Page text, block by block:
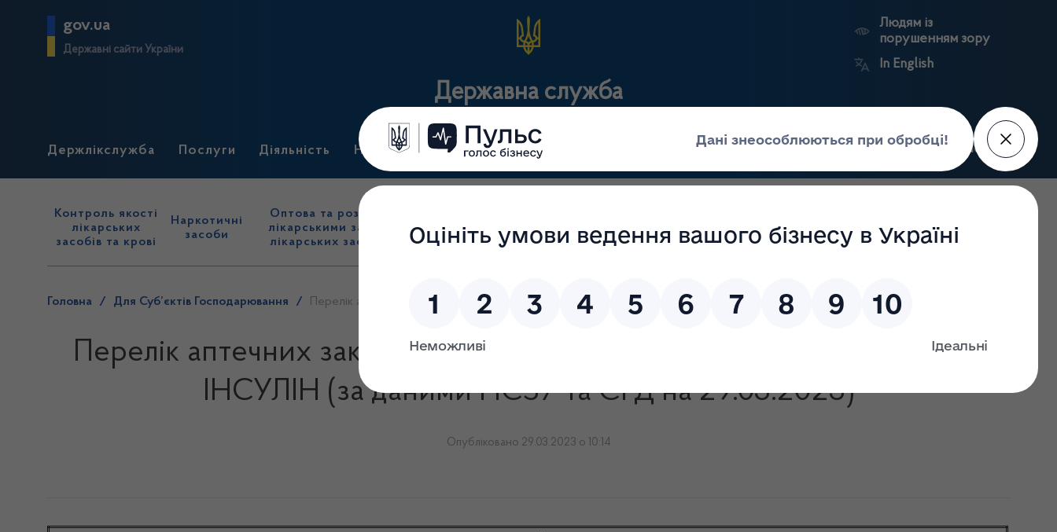
gov.ua
Державні сайти України
Державна служба
Людям із
порушенням зору
In English
Держлікслужба Послуги Діяльність Нормативні документи Для громадськості Прес-центр Пошук
Контроль якості
лікарських
засобів та крові
Наркотичні
засоби
Оптова та роздрібна торгівля
лікарськими засобами, імпорт
лікарських засобів (крім АФІ)
нагляд
(контроль)
засобів, крові та
сертифікація
нагляд
реєстри
портал
Держлікслужби
Головна / Для Суб’єктів Господарювання / Перелік аптечних закладів ЧЕРКАСЬКОЇ ОБЛАСТЬ, що відпускають ІНСУЛІН (за даними НСЗУ та СГД на 29.03.2023)
Перелік аптечних закладів ЧЕРКАСЬКОЇ ОБЛАСТЬ, що відпускають
ІНСУЛІН (за даними НСЗУ та СГД на 29.03.2023)
Опубліковано 29.03.2023 о 10:14